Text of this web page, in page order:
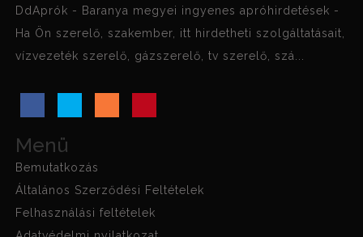
DdAprók - Baranya megyei ingyenes apróhirdetések -
Ha Ön szerelő, szakember, itt hirdetheti szolgáltatásait,
vízvezeték szerelő, gázszerelő, tv szerelő, szá...
Menü
Bemutatkozás
Általános Szerződési Feltételek
Felhasználási feltételek